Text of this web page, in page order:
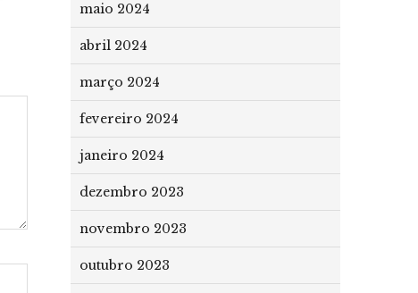
maio 2024
abril 2024
março 2024
fevereiro 2024
janeiro 2024
dezembro 2023
novembro 2023
outubro 2023